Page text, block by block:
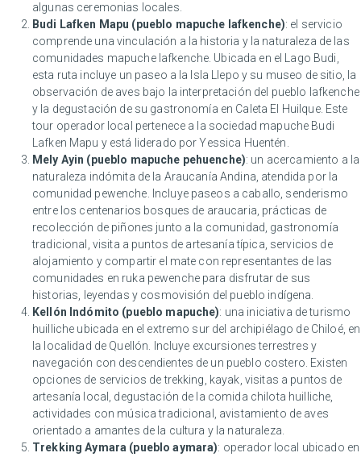
algunas ceremonias locales.
Budi Lafken Mapu (pueblo mapuche lafkenche): el servicio
comprende una vinculación a la historia y la naturaleza de las
comunidades mapuche lafkenche. Ubicada en el Lago Budi,
esta ruta incluye un paseo a la Isla Llepo y su museo de sitio, la
observación de aves bajo la interpretación del pueblo lafkenche
y la degustación de su gastronomía en Caleta El Huilque. Este
tour operador local pertenece a la sociedad mapuche Budi
Lafken Mapu y está liderado por Yessica Huentén.
Mely Ayin (pueblo mapuche pehuenche): un acercamiento a la
naturaleza indómita de la Araucanía Andina, atendida por la
comunidad pewenche. Incluye paseos a caballo, senderismo
entre los centenarios bosques de araucaria, prácticas de
recolección de piñones junto a la comunidad, gastronomía
tradicional, visita a puntos de artesanía típica, servicios de
alojamiento y compartir el mate con representantes de las
comunidades en ruka pewenche para disfrutar de sus
historias, leyendas y cosmovisión del pueblo indígena.
Kellón Indómito (pueblo mapuche): una iniciativa de turismo
huilliche ubicada en el extremo sur del archipiélago de Chiloé, en
la localidad de Quellón. Incluye excursiones terrestres y
navegación con descendientes de un pueblo costero. Existen
opciones de servicios de trekking, kayak, visitas a puntos de
artesanía local, degustación de la comida chilota huilliche,
actividades con música tradicional, avistamiento de aves
orientado a amantes de la cultura y la naturaleza.
Trekking Aymara (pueblo aymara): operador local ubicado en